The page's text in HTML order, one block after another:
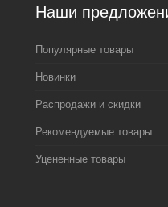
Наши
Популярные товары
Новинки
Распродажи и скидки
Рекомендуемые товары
Уцененные товары